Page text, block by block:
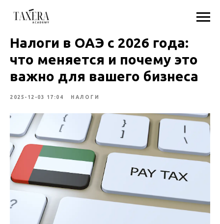
Налоги в ОАЭ с 2026 года:
что меняется и почему это
важно для вашего бизнеса
2025-12-03 17:04 НАЛОГИ